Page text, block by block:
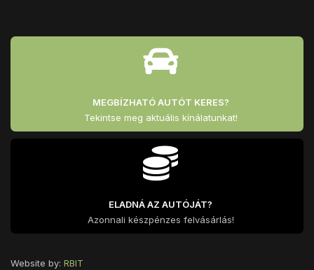
MEGBÍZHATÓ AUTÓT KERES?
Tekintse meg aktuális kínálatunkat!
ELADNÁ AZ AUTÓJÁT?
Azonnali készpénzes felvásárlás!
Website by: RBIT